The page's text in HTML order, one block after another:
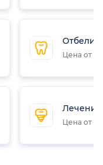
Цена от
Лечение
Цена от